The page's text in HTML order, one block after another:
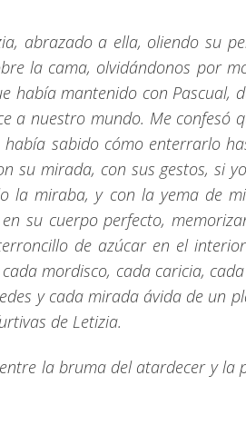
abrazado a ella, oliendo su
la cama, olvidándonos por
había mantenido con Pascual,
a nuestro mundo. Me confesó
sabido cómo enterrarlo
su mirada, con sus gestos, si
la miraba, y con la yema de
su cuerpo perfecto,
de azúcar en el
mordisco, cada caricia,
y cada mirada ávida de un
de Letizia.
la bruma del atardecer y la